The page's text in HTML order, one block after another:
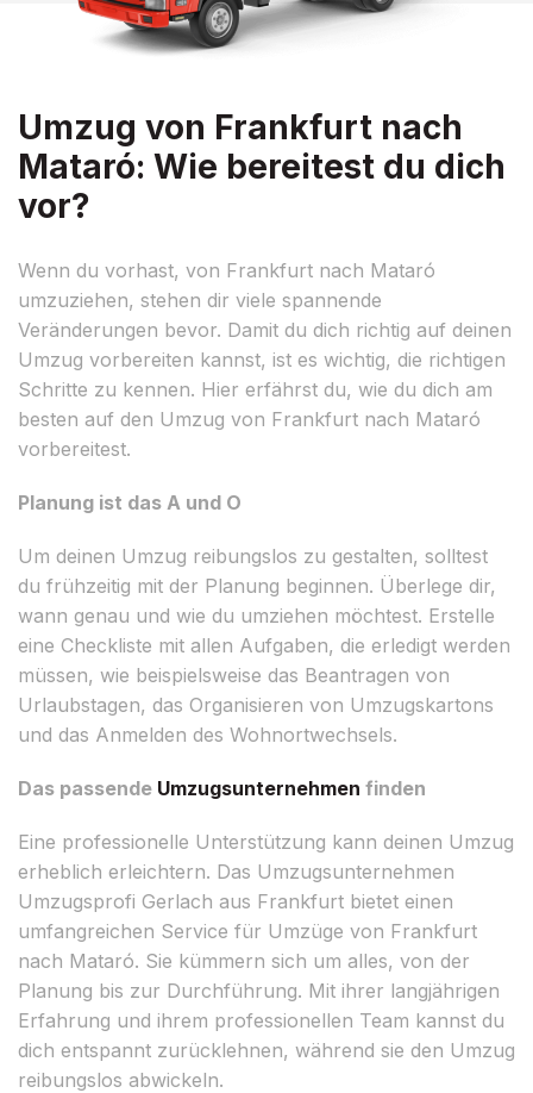
Umzug von Frankfurt nach
Mataró: Wie bereitest du dich
vor?
Wenn du vorhast, von Frankfurt nach Mataró
umzuziehen, stehen dir viele spannende
Veränderungen bevor. Damit du dich richtig auf deinen
Umzug vorbereiten kannst, ist es wichtig, die richtigen
Schritte zu kennen. Hier erfährst du, wie du dich am
besten auf den Umzug von Frankfurt nach Mataró
vorbereitest.
Planung ist das A und O
Um deinen Umzug reibungslos zu gestalten, solltest
du frühzeitig mit der Planung beginnen. Überlege dir,
wann genau und wie du umziehen möchtest. Erstelle
eine Checkliste mit allen Aufgaben, die erledigt werden
müssen, wie beispielsweise das Beantragen von
Urlaubstagen, das Organisieren von Umzugskartons
und das Anmelden des Wohnortwechsels.
Das passende Umzugsunternehmen finden
Eine professionelle Unterstützung kann deinen Umzug
erheblich erleichtern. Das Umzugsunternehmen
Umzugsprofi Gerlach aus Frankfurt bietet einen
umfangreichen Service für Umzüge von Frankfurt
nach Mataró. Sie kümmern sich um alles, von der
Planung bis zur Durchführung. Mit ihrer langjährigen
Erfahrung und ihrem professionellen Team kannst du
dich entspannt zurücklehnen, während sie den Umzug
reibungslos abwickeln.